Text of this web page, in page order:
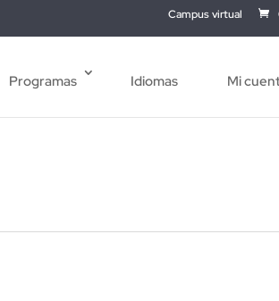
Campus virtual
Programas Idiomas Mi